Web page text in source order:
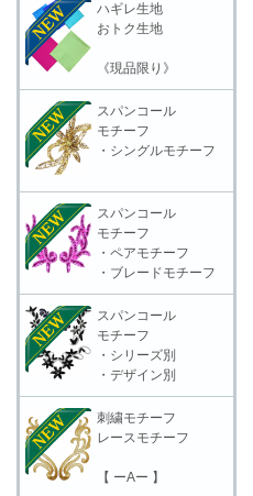
ハギレ生地
おトク生地
《現品限り》
スパンコール
モチーフ
・シングルモチーフ
スパンコール
モチーフ
・ペアモチーフ
・ブレードモチーフ
スパンコール
モチーフ
・シリーズ別
・デザイン別
刺繍モチーフ
レースモチーフ
【 ーAー 】